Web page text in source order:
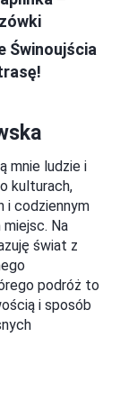
Świnoujścia
mnie ludzie i
kulturach,
i codziennym
Na
świat z
podróż to
i sposób